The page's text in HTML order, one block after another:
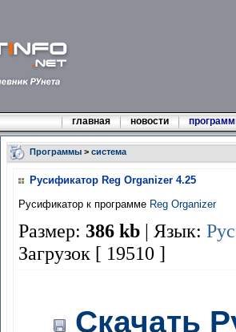
главная новости
Программы> система
Русификатор Reg Organizer 4.25
Русификатор к программе Reg Organizer
Размер: 386 kb | Язык:
Загрузок [ 19510 ]
Скачать